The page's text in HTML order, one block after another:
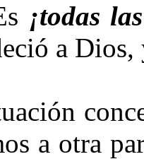
¡todas
a Dios,
a otra